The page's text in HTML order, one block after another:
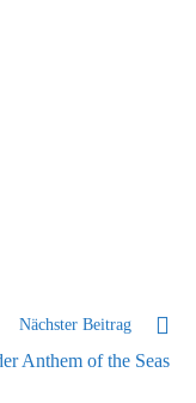
Nächster Beitrag
Anthem of the Seas